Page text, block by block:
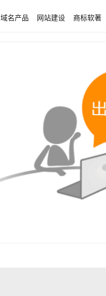
域名产品 网站建设 商标软著